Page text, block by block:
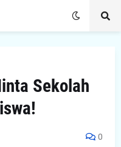
Sekolah
0